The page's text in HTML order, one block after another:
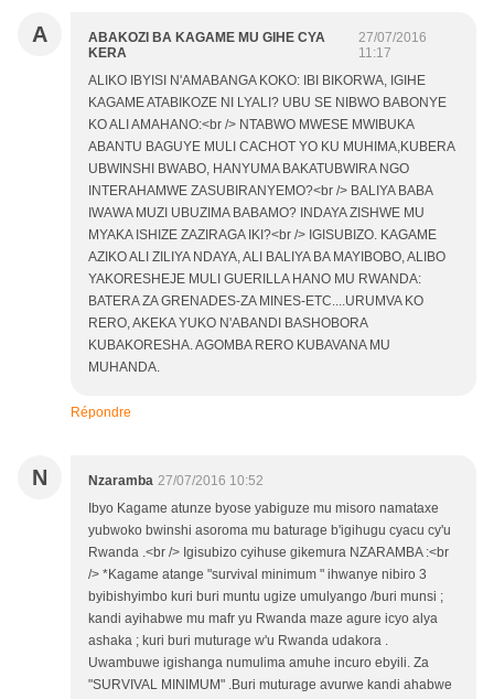
A
ABAKOZI BA KAGAME MU GIHE CYA
KERA
27/07/2016
11:17
ALIKO IBYISI N'AMABANGA KOKO: IBI BIKORWA, IGIHE
KAGAME ATABIKOZE NI LYALI? UBU SE NIBWO BABONYE
KO ALI AMAHANO:<br /> NTABWO MWESE MWIBUKA
ABANTU BAGUYE MULI CACHOT YO KU MUHIMA,KUBERA
UBWINSHI BWABO, HANYUMA BAKATUBWIRA NGO
INTERAHAMWE ZASUBIRANYEMO?<br /> BALIYA BABA
IWAWA MUZI UBUZIMA BABAMO? INDAYA ZISHWE MU
MYAKA ISHIZE ZAZIRAGA IKI?<br /> IGISUBIZO. KAGAME
AZIKO ALI ZILIYA NDAYA, ALI BALIYA BA MAYIBOBO, ALIBO
YAKORESHEJE MULI GUERILLA HANO MU RWANDA:
BATERA ZA GRENADES-ZA MINES-ETC....URUMVA KO
RERO, AKEKA YUKO N'ABANDI BASHOBORA
KUBAKORESHA. AGOMBA RERO KUBAVANA MU
MUHANDA.
Répondre
N Nzaramba 27/07/2016 10:52
Ibyo Kagame atunze byose yabiguze mu misoro namataxe
yubwoko bwinshi asoroma mu baturage b'igihugu cyacu cy'u
Rwanda .<br /> Igisubizo cyihuse gikemura NZARAMBA :<br
/> *Kagame atange "survival minimum " ihwanye nibiro 3
byibishyimbo kuri buri muntu ugize umulyango /buri munsi ;
kandi ayihabwe mu mafr yu Rwanda maze agure icyo alya
ashaka ; kuri buri muturage w'u Rwanda udakora .
Uwambuwe igishanga numulima amuhe incuro ebyili. Za
"SURVIVAL MINIMUM" .Buri muturage avurwe kandi ahabwe